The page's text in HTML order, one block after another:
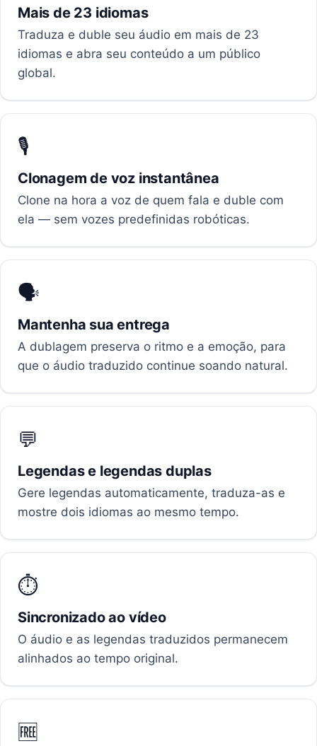
Mais de 23 idiomas
Traduza e duble seu áudio em mais de 23
idiomas e abra seu conteúdo a um público
global.
🎙️
Clonagem de voz instantânea
Clone na hora a voz de quem fala e duble com
ela — sem vozes predefinidas robóticas.
🗣️
Mantenha sua entrega
A dublagem preserva o ritmo e a emoção, para
que o áudio traduzido continue soando natural.
💬
Legendas e legendas duplas
Gere legendas automaticamente, traduza-as e
mostre dois idiomas ao mesmo tempo.
⏱️
Sincronizado ao vídeo
O áudio e as legendas traduzidos permanecem
alinhados ao tempo original.
🆓